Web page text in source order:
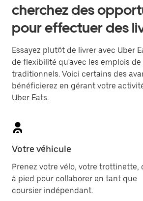
cherchez des
pour effectuer des
Essayez plutôt de livrer avec Uber
de flexibilité qu'avec les emplois de
traditionnels. Voici certains des
bénéficierez en gérant votre
Uber Eats.
Votre véhicule
Prenez votre vélo, votre trottinette,
à pied pour collaborer en tant que
coursier indépendant.